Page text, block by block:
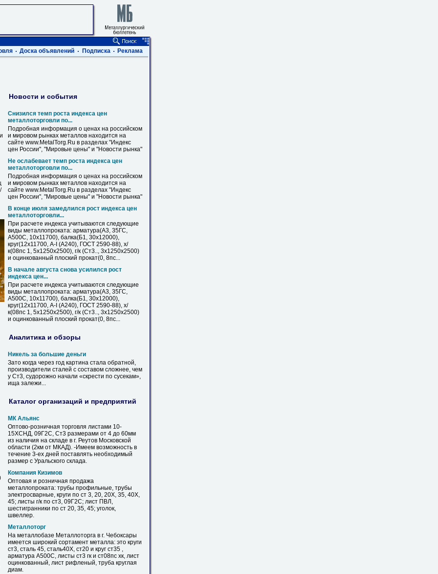
Доска объявлений Подписка Реклама
Новости и события
Снизился темп роста индекса цен
металлоторговли по...
Подробная информация о ценах на российском
и мировом рынках металлов находится на
сайте www.MetalTorg.Ru в разделах "Индекс
цен России", "Мировые цены" и "Новости рынка"
Не ослабевает темп роста индекса цен
металлоторговли по...
Подробная информация о ценах на российском
и мировом рынках металлов находится на
сайте www.MetalTorg.Ru в разделах "Индекс
цен России", "Мировые цены" и "Новости рынка"
В конце июля замедлился рост индекса цен
металлоторговли...
При расчете индекса учитываются следующие
виды металлопроката: арматура(А3, 35ГС,
А500С, 10х11700), балка(Б1, 30х12000),
круг(12х11700, A-I (A240), ГОСТ 2590-88), х/
к(08пс 1, 5х1250х2500), г/к (Ст3.., 3х1250х2500)
и оцинкованный плоский прокат(0, 8пс...
В начале августа снова усилился рост
индекса цен...
При расчете индекса учитываются следующие
виды металлопроката: арматура(А3, 35ГС,
А500С, 10х11700), балка(Б1, 30х12000),
круг(12х11700, A-I (A240), ГОСТ 2590-88), х/
к(08пс 1, 5х1250х2500), г/к (Ст3.., 3х1250х2500)
и оцинкованный плоский прокат(0, 8пс...
Аналитика и обзоры
Никель за большие деньги
Зато когда через год картина стала обратной,
производители сталей с составом сложнее, чем
у Ст3, судорожно начали «скрести по сусекам»,
ища залежи...
Каталог организаций и предприятий
МК Альянс
Оптово-розничная торговля листами 10-
15ХСНД, 09Г2С, Ст3 размерами от 4 до 60мм
из наличия на складе в г. Реутов Московской
области (2км от МКАД). -Имеем возможность в
течение 3-ех дней поставлять необходимый
размер с Уральского склада.
Компания Кизимов
Оптовая и розничная продажа
металлопроката: трубы профильные, трубы
электросварные, круги по ст 3, 20, 20Х, 35, 40Х,
45; листы г/к по ст3, 09Г2С; лист ПВЛ,
шестигранники по ст 20, 35, 45; уголок,
швеллер.
Металлоторг
На металлобазе Металлоторга в г. Чебоксары
имеется широкий сортамент металла: это круги
ст3, сталь 45, сталь40Х, ст20 и круг ст35 ,
арматура А500С, листы ст3 гк и ст08пс хк, лист
оцинкованный, лист рифленый, труба круглая
диам.